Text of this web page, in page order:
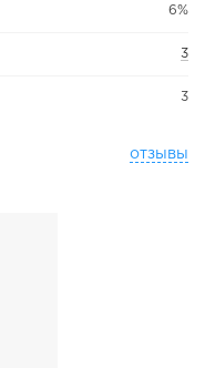
6%
3
3
отзывы